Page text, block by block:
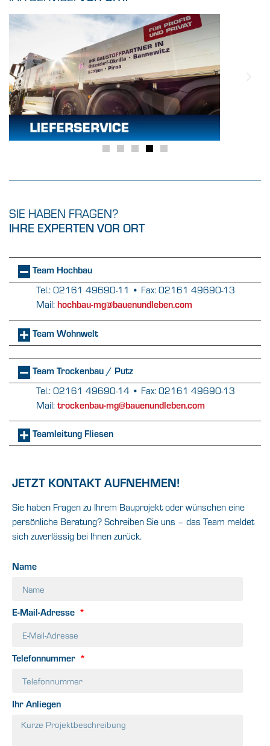
SIE HABEN FRAGEN?
IHRE EXPERTEN VOR ORT
Team Hochbau
Tel.: 02161 49690-11 • Fax: 02161 49690-13
Mail: hochbau-mg@bauenundleben.com
Team Wohnwelt
Team Trockenbau / Putz
Tel.: 02161 49690-14 • Fax: 02161 49690-13
Mail: trockenbau-mg@bauenundleben.com
Teamleitung Fliesen
JETZT KONTAKT AUFNEHMEN!
Sie haben Fragen zu Ihrem Bauprojekt oder wünschen eine
persönliche Beratung? Schreiben Sie uns – das Team meldet
sich zuverlässig bei Ihnen zurück.
Name
E-Mail-Adresse
Telefonnummer
Ihr Anliegen